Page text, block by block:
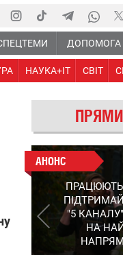
ДОПОМОГА
НАУКА+IT СВІТ
АНОНС
ЗМІНЮЄ
АНОНС
ПРАЦЮЮТЬ
"5
НА